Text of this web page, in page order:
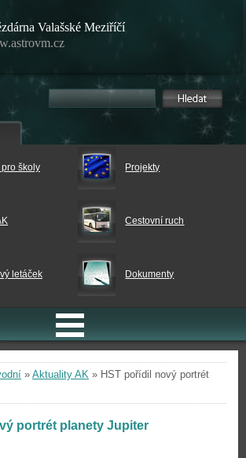
Valašské Meziříčí
pro školy Projekty
Cestovní ruch
letáček Dokumenty
» Aktuality AK » HST pořídil nový portrét
portrét planety Jupiter